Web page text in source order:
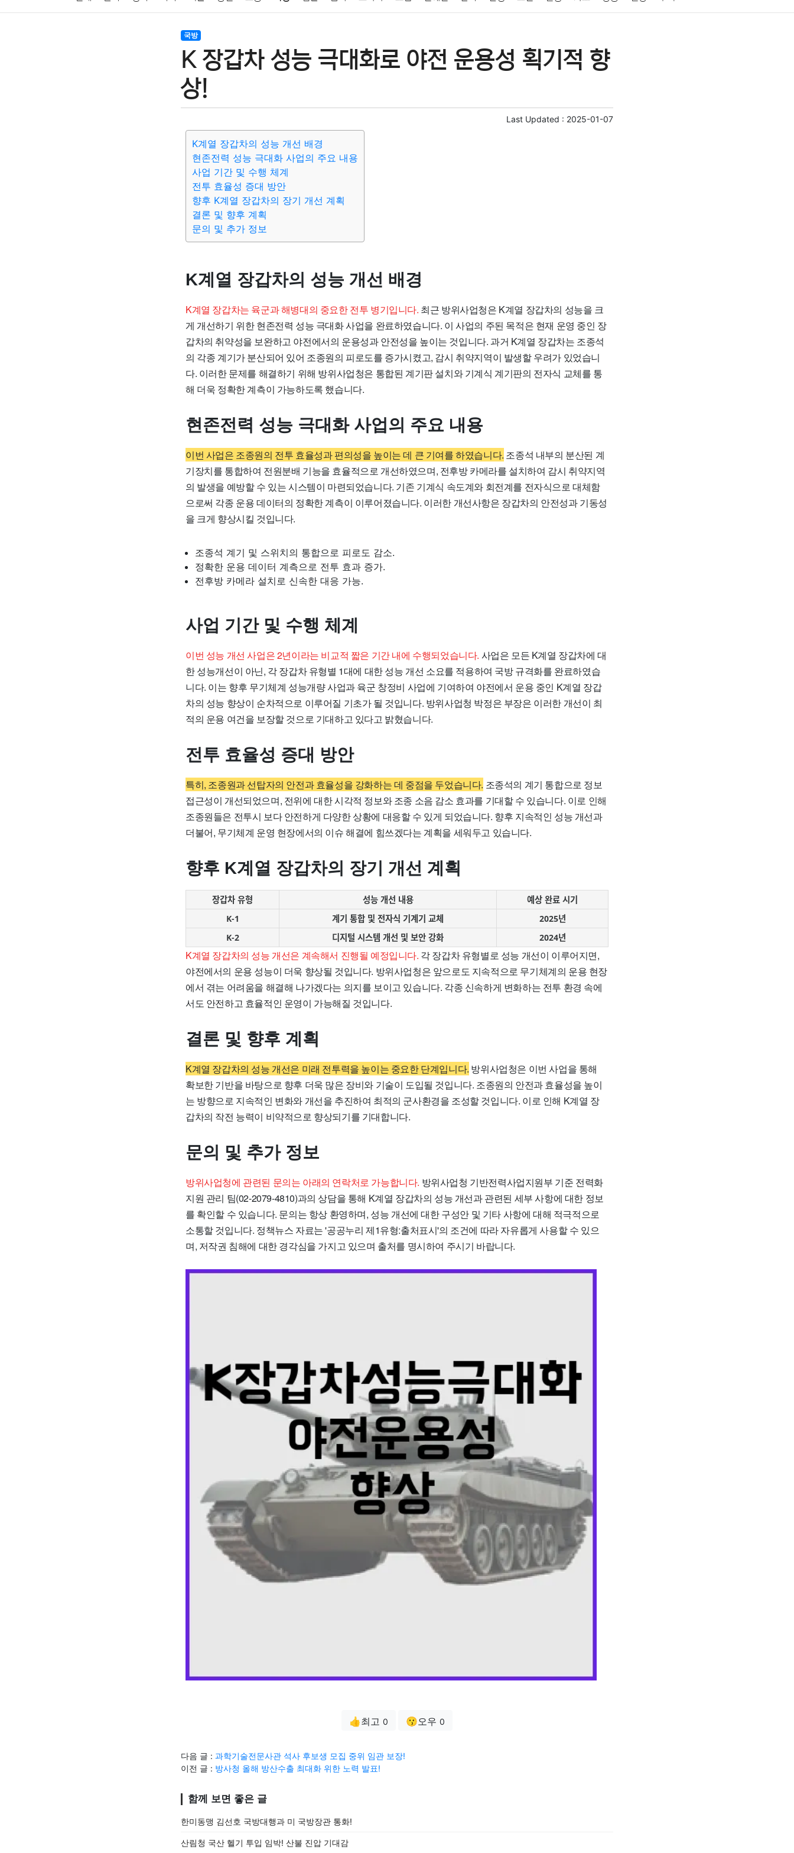
결혼 육아
기술 종교 사회 정치 건강 의료 의학 경제 마케팅 부동산 외국어 교육 교통 생활
국방
K 장갑차 성능 극대화로 야전 운용성 획기적 향
상!
Last Updated : 2025-01-07
K계열 장갑차의 성능 개선 배경
현존전력 성능 극대화 사업의 주요 내용
사업 기간 및 수행 체계
전투 효율성 증대 방안
향후 K계열 장갑차의 장기 개선 계획
결론 및 향후 계획
문의 및 추가 정보
K계열 장갑차의 성능 개선 배경
K계열 장갑차는 육군과 해병대의 중요한 전투 병기입니다. 최근 방위사업청은 K계열 장갑차의 성능을 크
게 개선하기 위한 현존전력 성능 극대화 사업을 완료하였습니다. 이 사업의 주된 목적은 현재 운영 중인 장
갑차의 취약성을 보완하고 야전에서의 운용성과 안전성을 높이는 것입니다. 과거 K계열 장갑차는 조종석
의 각종 계기가 분산되어 있어 조종원의 피로도를 증가시켰고, 감시 취약지역이 발생할 우려가 있었습니
다. 이러한 문제를 해결하기 위해 방위사업청은 통합된 계기판 설치와 기계식 계기판의 전자식 교체를 통
해 더욱 정확한 계측이 가능하도록 했습니다.
현존전력 성능 극대화 사업의 주요 내용
이번 사업은 조종원의 전투 효율성과 편의성을 높이는 데 큰 기여를 하였습니다. 조종석 내부의 분산된 계
기장치를 통합하여 전원분배 기능을 효율적으로 개선하였으며, 전후방 카메라를 설치하여 감시 취약지역
의 발생을 예방할 수 있는 시스템이 마련되었습니다. 기존 기계식 속도계와 회전계를 전자식으로 대체함
으로써 각종 운용 데이터의 정확한 계측이 이루어졌습니다. 이러한 개선사항은 장갑차의 안전성과 기동성
을 크게 향상시킬 것입니다.
조종석 계기 및 스위치의 통합으로 피로도 감소.
정확한 운용 데이터 계측으로 전투 효과 증가.
전후방 카메라 설치로 신속한 대응 가능.
사업 기간 및 수행 체계
이번 성능 개선 사업은 2년이라는 비교적 짧은 기간 내에 수행되었습니다. 사업은 모든 K계열 장갑차에 대
한 성능개선이 아닌, 각 장갑차 유형별 1대에 대한 성능 개선 소요를 적용하여 국방 규격화를 완료하였습
니다. 이는 향후 무기체계 성능개량 사업과 육군 창정비 사업에 기여하여 야전에서 운용 중인 K계열 장갑
차의 성능 향상이 순차적으로 이루어질 기초가 될 것입니다. 방위사업청 박정은 부장은 이러한 개선이 최
적의 운용 여건을 보장할 것으로 기대하고 있다고 밝혔습니다.
전투 효율성 증대 방안
특히, 조종원과 선탑자의 안전과 효율성을 강화하는 데 중점을 두었습니다. 조종석의 계기 통합으로 정보
접근성이 개선되었으며, 전위에 대한 시각적 정보와 조종 소음 감소 효과를 기대할 수 있습니다. 이로 인해
조종원들은 전투시 보다 안전하게 다양한 상황에 대응할 수 있게 되었습니다. 향후 지속적인 성능 개선과
더불어, 무기체계 운영 현장에서의 이슈 해결에 힘쓰겠다는 계획을 세워두고 있습니다.
향후 K계열 장갑차의 장기 개선 계획
장갑차 유형 성능 개선 내용
예상 완료 시기
K-1
계기 통합 및 전자식 기계기 교체
2025년
K-2
디지털 시스템 개선 및 보안 강화 2024년
K계열 장갑차의 성능 개선은 계속해서 진행될 예정입니다. 각 장갑차 유형별로 성능 개선이 이루어지면,
야전에서의 운용 성능이 더욱 향상될 것입니다. 방위사업청은 앞으로도 지속적으로 무기체계의 운용 현장
에서 겪는 어려움을 해결해 나가겠다는 의지를 보이고 있습니다. 각종 신속하게 변화하는 전투 환경 속에
서도 안전하고 효율적인 운영이 가능해질 것입니다.
결론 및 향후 계획
K계열 장갑차의 성능 개선은 미래 전투력을 높이는 중요한 단계입니다. 방위사업청은 이번 사업을 통해
확보한 기반을 바탕으로 향후 더욱 많은 장비와 기술이 도입될 것입니다. 조종원의 안전과 효율성을 높이
는 방향으로 지속적인 변화와 개선을 추진하여 최적의 군사환경을 조성할 것입니다. 이로 인해 K계열 장
갑차의 작전 능력이 비약적으로 향상되기를 기대합니다.
문의 및 추가 정보
방위사업청에 관련된 문의는 아래의 연락처로 가능합니다. 방위사업청 기반전력사업지원부 기준 전력화
지원 관리 팀(02-2079-4810)과의 상담을 통해 K계열 장갑차의 성능 개선과 관련된 세부 사항에 대한 정보
를 확인할 수 있습니다. 문의는 항상 환영하며, 성능 개선에 대한 구성안 및 기타 사항에 대해 적극적으로
소통할 것입니다. 정책뉴스 자료는 '공공누리 제1유형:출처표시'의 조건에 따라 자유롭게 사용할 수 있으
며, 저작권 침해에 대한 경각심을 가지고 있으며 출처를 명시하여 주시기 바랍니다.
👍최고 0 😗오우 0
다음 글 : 과학기술전문사관 석사 후보생 모집 중위 임관 보장!
이전 글 : 방사청 올해 방산수출 최대화 위한 노력 발표!
함께 보면 좋은 글
한미동맹 김선호 국방대행과 미 국방장관 통화!
산림청 국산 헬기 투입 임박! 산불 진압 기대감